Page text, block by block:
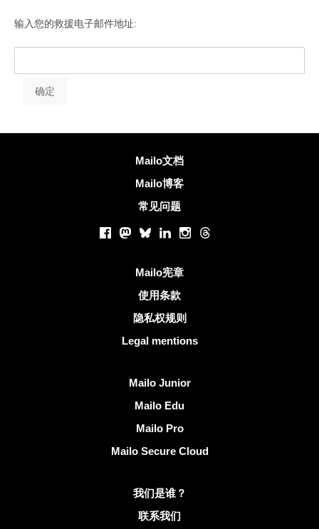
输入您的救援电子邮件地址:
Mailo文档
Mailo博客
常见问题
Facebook
Mastodon
BlueskyLinkedInInstagram
Threads
Mailo宪章
使用条款
隐私权规则
Legal mentions
Mailo Junior
Mailo Edu
Mailo Pro
Mailo Secure Cloud
我们是谁？
联系我们